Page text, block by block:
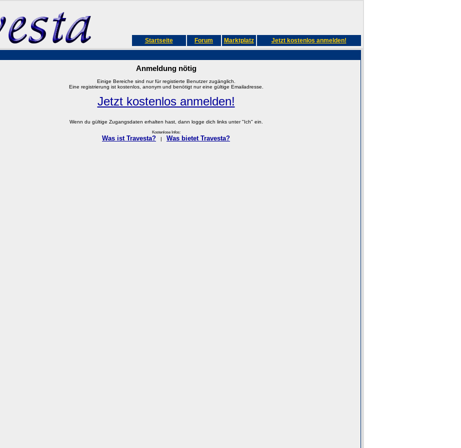
Startseite Forum Marktplatz Jetzt kostenlos anmelden!
Anmeldung nötig
Einige Bereiche sind nur für registierte Benutzer zugänglich.
Eine registrierung ist kostenlos, anonym und benötigt nur eine gültige Emailadresse.
Jetzt kostenlos anmelden!
Wenn du gültige Zugangsdaten erhalten hast, dann logge dich links unter "Ich" ein.
Kostenlose Infos:
Was ist Travesta? Was bietet Travesta?